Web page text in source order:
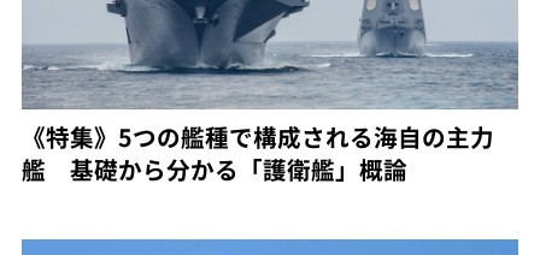
《特集》5つの艦種で構成される海自の主力
艦 基礎から分かる「護衛艦」概論